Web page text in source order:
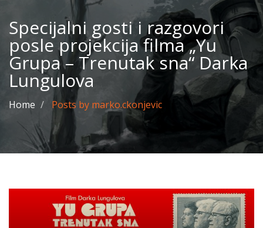
Specijalni gosti i razgovori
posle projekcija filma „Yu
Grupa – Trenutak sna“ Darka
Lungulova
Home Posts by marko.ckonjevic